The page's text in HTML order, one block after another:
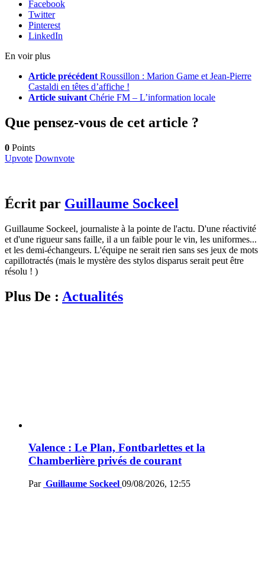
Facebook
Twitter
Pinterest
LinkedIn
En voir plus
Article précédent Roussillon : Marion Game et Jean-Pierre
Castaldi en têtes d’affiche !
Article suivant Chérie FM – L’information locale
Que pensez-vous de cet article ?
0 Points
Upvote Downvote
Écrit par Guillaume Sockeel
Guillaume Sockeel, journaliste à la pointe de l'actu. D'une réactivité
et d'une rigueur sans faille, il a un faible pour le vin, les uniformes...
et les demi-échangeurs. L'équipe ne serait rien sans ses jeux de mots
capillotractés (mais le mystère des stylos disparus serait peut être
résolu ! )
Plus De : Actualités
Valence : Le Plan, Fontbarlettes et la
Chamberlière privés de courant
Par Guillaume Sockeel 09/08/2026, 12:55